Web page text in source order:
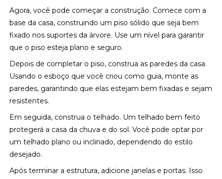
Agora, você pode começar a construção. Comece com a
base da casa, construindo um piso sólido que seja bem
fixado nos suportes da árvore. Use um nível para garantir
que o piso esteja plano e seguro.
Depois de completar o piso, construa as paredes da casa.
Usando o esboço que você criou como guia, monte as
paredes, garantindo que elas estejam bem fixadas e sejam
resistentes.
Em seguida, construa o telhado. Um telhado bem feito
protegerá a casa da chuva e do sol. Você pode optar por
um telhado plano ou inclinado, dependendo do estilo
desejado.
Após terminar a estrutura, adicione janelas e portas. Isso